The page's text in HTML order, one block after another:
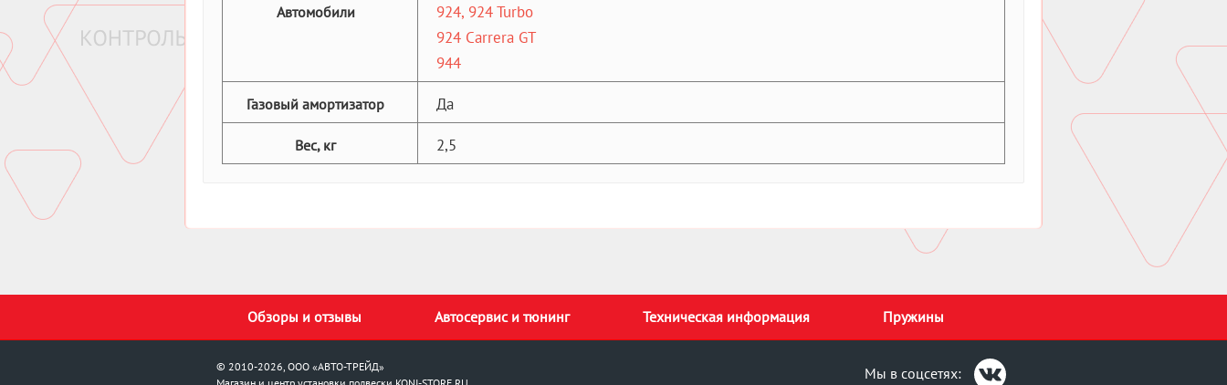
Автомобили
924, 924 Turbo
924 Carrera GT
944
Газовый амортизатор Да
Вес, кг 2,5
Обзоры и отзывы Автосервис и тюнинг Техническая информация Пружины
© 2010-2026, ООО «АВТО-ТРЕЙД»
Мы в соцсетях: